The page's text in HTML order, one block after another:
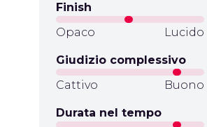
Finish
Opaco
Lucido
Giudizio complessivo
Cattivo
Buono
Durata nel tempo